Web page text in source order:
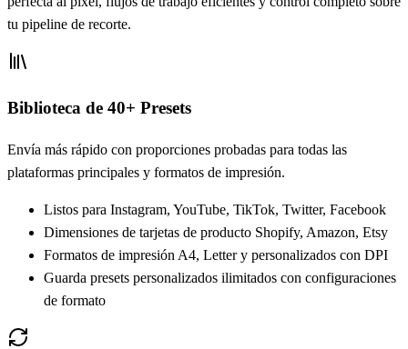
tu pipeline de recorte.
Biblioteca de 40+ Presets
Envía más rápido con proporciones probadas para todas las
plataformas principales y formatos de impresión.
Listos para Instagram, YouTube, TikTok, Twitter, Facebook
Dimensiones de tarjetas de producto Shopify, Amazon, Etsy
Formatos de impresión A4, Letter y personalizados con DPI
Guarda presets personalizados ilimitados con configuraciones
de formato